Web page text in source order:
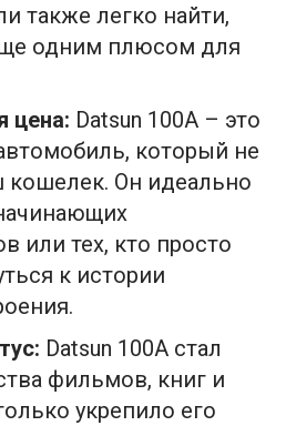
также легко найти,
одним плюсом для
цена: Datsun 100A – это
который не
кошелек. Он идеально
или тех, кто просто
к истории
Datsun 100A стал
фильмов, книг и
укрепило его